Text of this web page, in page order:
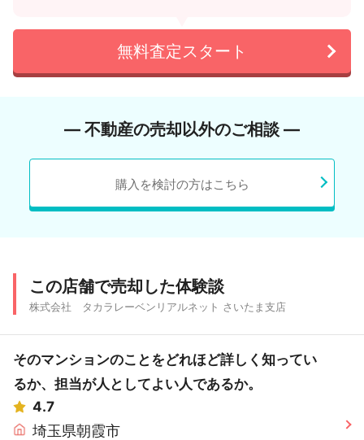
無料査定スタート
― 不動産の売却以外のご相談 ―
購入を検討の方はこちら
この店舗で売却した体験談
株式会社 タカラレーベンリアルネット さいたま支店
そのマンションのことをどれほど詳しく知ってい
るか、担当が人としてよい人であるか。
4.7
埼玉県朝霞市